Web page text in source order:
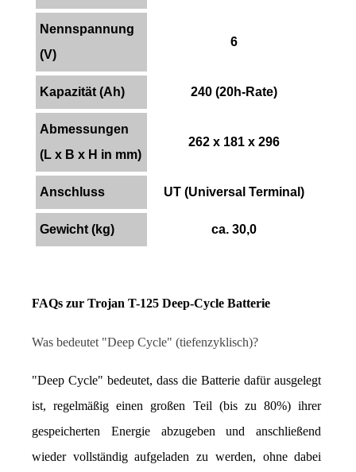
Nennspannung
(V)
6
Kapazität (Ah) 240 (20h-Rate)
Abmessungen
(L x B x H in mm)
262 x 181 x 296
Anschluss UT (Universal Terminal)
Gewicht (kg) ca. 30,0
FAQs zur Trojan T-125 Deep-Cycle Batterie
Was bedeutet "Deep Cycle" (tiefenzyklisch)?
"Deep Cycle" bedeutet, dass die Batterie dafür ausgelegt
ist, regelmäßig einen großen Teil (bis zu 80%) ihrer
gespeicherten Energie abzugeben und anschließend
wieder vollständig aufgeladen zu werden, ohne dabei